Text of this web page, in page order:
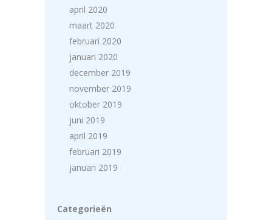
april 2020
maart 2020
februari 2020
januari 2020
december 2019
november 2019
oktober 2019
juni 2019
april 2019
februari 2019
januari 2019
Categorieën